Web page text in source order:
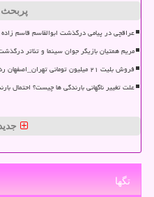
پربحث
عراقچی در پیامی درگذشت ابوالقاسم قاسم
مریم همتیان بازیگر جوان سینما و تئاتر
فروش بلیت ۲۱ میلیون تومانی تهران_اصفهان رد شد
علت تغییر ناگهانی بارندگی ها چیست؟ احتمال
تگها